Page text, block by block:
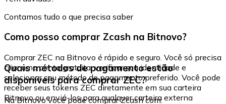
Contamos tudo o que precisa saber
Como posso comprar Zcash na Bitnovo?
Comprar ZEC na Bitnovo é rápido e seguro. Você só precisa
criar uma conta gratuita, verificar sua identidade e
selecionar seu método de pagamento preferido. Você pode
receber seus tokens ZEC diretamente em sua carteira
Bitnovo ou enviá-los para qualquer carteira externa
Quais métodos de pagamento estão
disponíveis para comprar ZEC?
Na Bitnovo você pode comprar Zcash com: